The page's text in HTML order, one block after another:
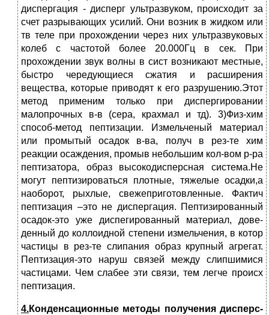
диспергация - дисперг ультразвуком, происходит за
счет разрывающих усилий. Они возник в жидком или
тв теле при прохождении через них ультразвуковых
колеб с часто­той более 20.000Гц в сек. При
прохождении звук волны в сист возникают местные,
бы­стро чередующиеся сжатия и расширения
вещества, которые приво­дят к его разрушению.Этот
метод применим только при диспергировании
малопрочных в-в (сера, крахмал и тд). 3)Физ-хим
способ-метод пептизации. Из­мельченый материал
или промы­тый осадок в-ва, получ в рез-те хим
реакции осаждения, про­мыв небольшим кол-вом р-ра
пептизатора, образ высоко­дисперсная система.Не
могут пеп­тизироваться плотные, тяже­лые осадки,а
наоборот, рых­лые, свежеприготовленные. Фактич
пептизация –это не диспергация. Пептизированный
осадок-это уже диспегированный материал, дове­
денный до коллоидной степени измельчения, в котор
частицы в рез-те слипания образ круп­ный агрегат.
Пептизация-это наруш связей между слипши­мися
частицами. Чем слабее эти связи, тем легче происх
пептизация.
4.Конденсационные методы получения дисперс­